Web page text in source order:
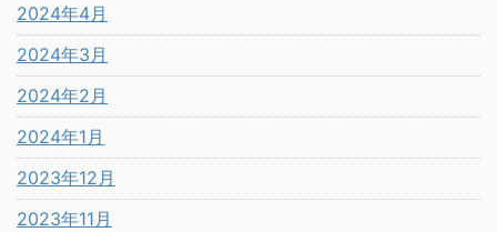
2024年4月
2024年3月
2024年2月
2024年1月
2023年12月
2023年11月